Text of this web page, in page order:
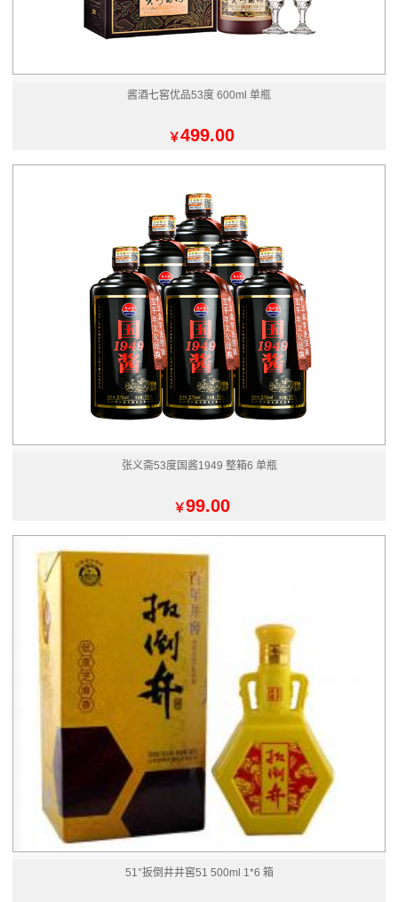
酱酒七窖优品53度 600ml 单瓶
￥499.00
张义斋53度国酱1949 整箱6 单瓶
￥99.00
51°扳倒井井窖51 500ml 1*6 箱